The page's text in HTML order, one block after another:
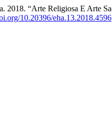
2018. “Arte Religiosa E Arte
10.20396/eha.13.2018.4596